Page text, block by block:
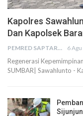
Kapolres
Dan Kapolsek
PEMRED SAPTARIUS 6
Regenerasi
SUMBAR| Sawahlunto -